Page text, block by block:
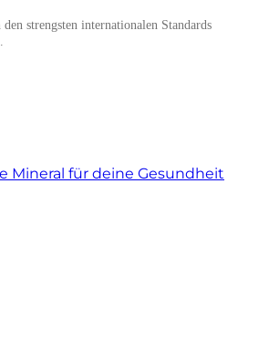
strengsten internationalen Standards
Mineral für deine Gesundheit